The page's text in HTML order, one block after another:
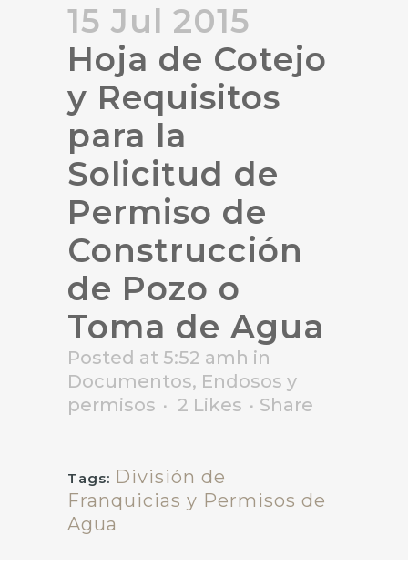
15 Jul 2015
Hoja de Cotejo
y Requisitos
para la
Solicitud de
Permiso de
Construcción
de Pozo o
Toma de Agua
Posted at 5:52 amh in
Documentos, Endosos y
permisos
2 Likes Share
Tags: División de
Franquicias y Permisos de
Agua